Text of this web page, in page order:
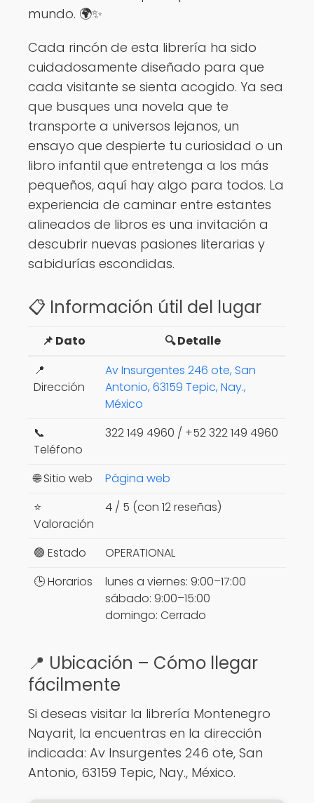
mundo. 🌍✨
Cada rincón de esta librería ha sido
cuidadosamente diseñado para que
cada visitante se sienta acogido. Ya sea
que busques una novela que te
transporte a universos lejanos, un
ensayo que despierte tu curiosidad o un
libro infantil que entretenga a los más
pequeños, aquí hay algo para todos. La
experiencia de caminar entre estantes
alineados de libros es una invitación a
descubrir nuevas pasiones literarias y
sabidurías escondidas.
📋 Información útil del lugar
📌 Dato
🔍 Detalle
📍
Dirección
Av Insurgentes 246 ote, San
Antonio, 63159 Tepic, Nay.,
México
📞
Teléfono
322 149 4960 / +52 322 149 4960
🌐 Sitio web
Página web
⭐
Valoración
4 / 5 (con 12 reseñas)
🟢 Estado
OPERATIONAL
🕒 Horarios
lunes a viernes: 9:00–17:00
sábado: 9:00–15:00
domingo: Cerrado
📍 Ubicación – Cómo llegar
fácilmente
Si deseas visitar la librería Montenegro
Nayarit, la encuentras en la dirección
indicada: Av Insurgentes 246 ote, San
Antonio, 63159 Tepic, Nay., México.